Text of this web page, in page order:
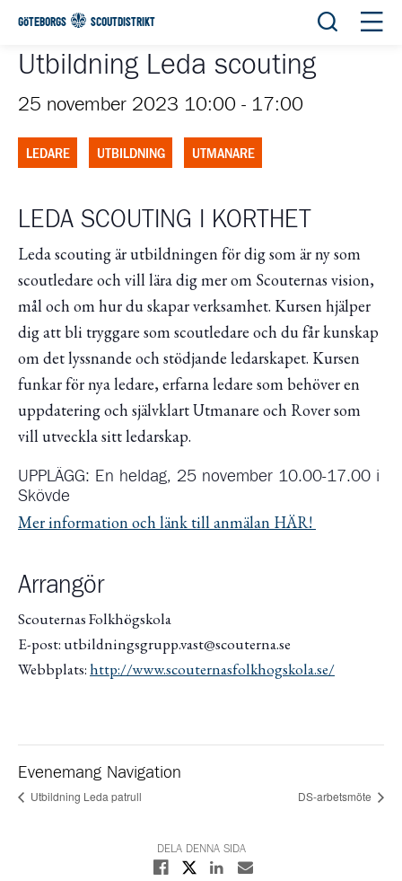
GÖTEBORGS SCOUTDISTRIKT Öppna
Utbildning Leda scouting
25 november 2023 10:00 - 17:00
LEDARE UTBILDNING UTMANARE
LEDA SCOUTING I KORTHET
Leda scouting är utbildningen för dig som är ny som
scoutledare och vill lära dig mer om Scouternas vision,
mål och om hur du skapar verksamhet. Kursen hjälper
dig att bli tryggare som scoutledare och du får kunskap
om det lyssnande och stödjande ledarskapet. Kursen
funkar för nya ledare, erfarna ledare som behöver en
uppdatering och självklart Utmanare och Rover som
vill utveckla sitt ledarskap.
UPPLÄGG: En heldag, 25 november 10.00-17.00 i
Skövde
Mer information och länk till anmälan HÄR!
Arrangör
Scouternas Folkhögskola
E-post: utbildningsgrupp.vast@scouterna.se
Webbplats:http://www.scouternasfolkhogskola.se/
Evenemang Navigation
Utbildning Leda patrull DS-arbetsmöte
DELA DENNA SIDA
Dela på Facebook
Dela på XDela på Linkedin
Dela med E-post